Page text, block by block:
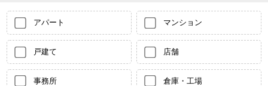
アパート マンション
戸建て 店舗
事務所 倉庫・工場